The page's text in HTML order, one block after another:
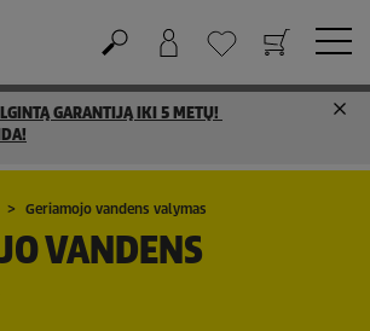
GARANTIJĄ IKI 5 METŲ!
Geriamojo vandens valymas
VANDENS